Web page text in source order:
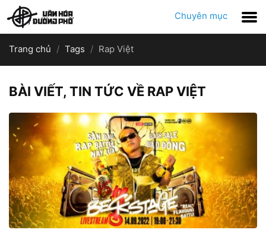
Chuyên mục
Trang chủ Tags Rap Việt
BÀI VIẾT, TIN TỨC VỀ RAP VIỆT